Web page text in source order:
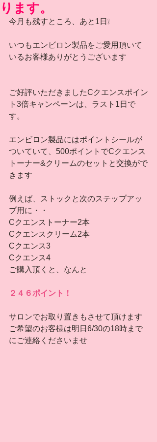
ります。
今月も残すところ、あと1日❕
いつもエンビロン製品をご愛用頂いて
いるお客様ありがとうございます
ご好評いただきましたCクエンスポイン
ト3倍キャンペーンは、ラスト1日で
す。
エンビロン製品にはポイントシールが
ついていて、500ポイントでCクエンス
トーナー&クリームのセットと交換がで
きます
例えば、ストックと次のステップアッ
プ用に・・
Cクエンストーナー2本
Cクエンスクリーム2本
Cクエンス3
Cクエンス4
ご購入頂くと、なんと
２４６ポイント！
サロンでお取り置きもさせて頂けます
ご希望のお客様は明日6/30の18時まで
にご連絡くださいませ